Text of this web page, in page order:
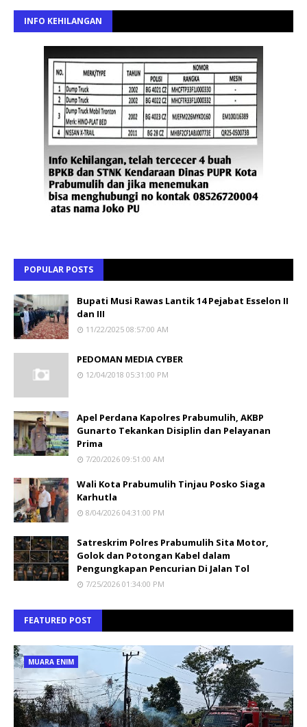
INFO KEHILANGAN
POPULAR POSTS
Bupati Musi Rawas Lantik 14 Pejabat Esselon II
dan III
11/22/2025 08:57:00 AM
PEDOMAN MEDIA CYBER
12/04/2018 05:31:00 PM
Apel Perdana Kapolres Prabumulih, AKBP
Gunarto Tekankan Disiplin dan Pelayanan
Prima
7/20/2026 09:51:00 AM
Wali Kota Prabumulih Tinjau Posko Siaga
Karhutla
8/04/2026 04:31:00 PM
Satreskrim Polres Prabumulih Sita Motor,
Golok dan Potongan Kabel dalam
Pengungkapan Pencurian Di Jalan Tol
7/25/2026 01:34:00 PM
FEATURED POST
MUARA ENIM